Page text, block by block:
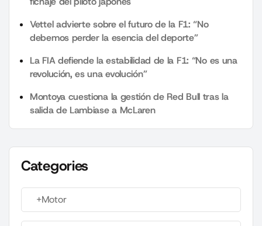
Vettel advierte sobre el futuro de la F1: “No
debemos perder la esencia del deporte”
La FIA defiende la estabilidad de la F1: “No es una
revolución, es una evolución”
Montoya cuestiona la gestión de Red Bull tras la
salida de Lambiase a McLaren
Categories
+Motor